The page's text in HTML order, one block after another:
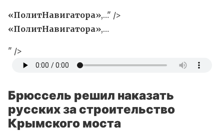
«ПолитНавигатора»,…" />
«ПолитНавигатора»,…
" />
Брюссель решил наказать
русских за строительство
Крымского моста